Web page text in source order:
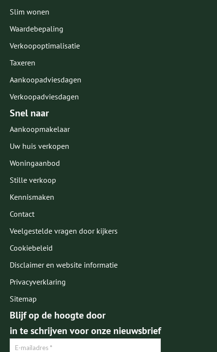
Slim wonen
Waardebepaling
Verkoopoptimalisatie
Taxeren
Aankoopadviesdagen
Verkoopadviesdagen
Snel naar
Aankoopmakelaar
Uw huis verkopen
Woningaanbod
Stille verkoop
Kennismaken
Contact
Veelgestelde vragen door kijkers
Cookiebeleid
Disclaimer en website informatie
Privacyverklaring
Sitemap
Blijf op de hoogte door
in te schrijven voor onze nieuwsbrief